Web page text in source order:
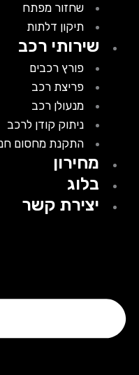
שחזור מפתח
תיקון דלתות
שירותי רכב
פורץ רכבים
פריצת רכב
מנעולן רכב
ניתוק קודן לרכב
התקנת מחסום חניה
מחירון
בלוג
יצירת קשר